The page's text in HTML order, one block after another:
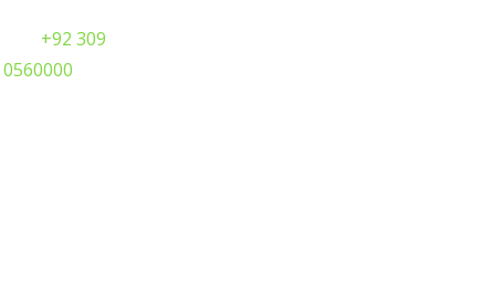
+92 309
0560000